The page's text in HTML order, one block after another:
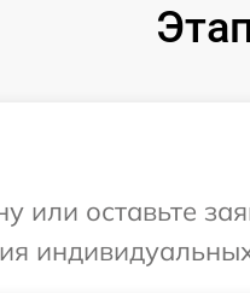
или оставьте